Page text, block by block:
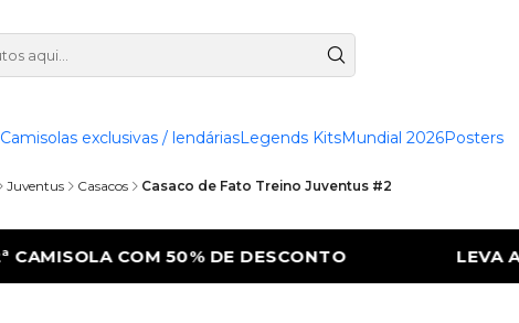
Camisolas exclusivas / lendáriasLegends KitsMundial 2026Posters
Juventus Casacos Casaco de Fato Treino Juventus #2
LEVA A 2ª CAMISOLA COM 50% DE DESCONTO